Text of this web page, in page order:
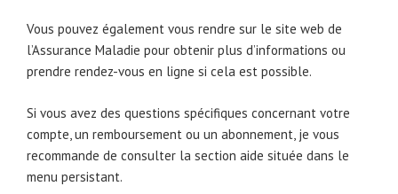
Vous pouvez également vous rendre sur le site web de
l’Assurance Maladie pour obtenir plus d’informations ou
prendre rendez-vous en ligne si cela est possible.
Si vous avez des questions spécifiques concernant votre
compte, un remboursement ou un abonnement, je vous
recommande de consulter la section aide située dans le
menu persistant.